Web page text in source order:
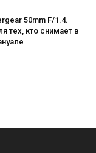
50mm F/1.4.
тех, кто снимает в